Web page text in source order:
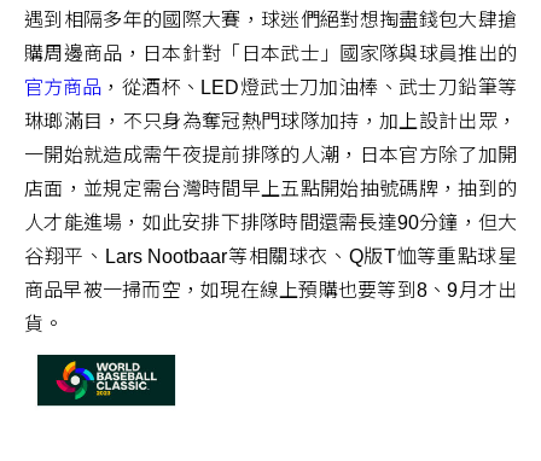
遇到相隔多年的國際大賽，球迷們絕對想掏盡錢包大肆搶
購周邊商品，日本針對「日本武士」國家隊與球員推出的
官方商品 ，從酒杯、LED燈武士刀加油棒、武士刀鉛筆等
琳瑯滿目，不只身為奪冠熱門球隊加持，加上設計出眾，
一開始就造成需午夜提前排隊的人潮，日本官方除了加開
店面，並規定需台灣時間早上五點開始抽號碼牌，抽到的
人才能進場，如此安排下排隊時間還需長達90分鐘，但大
谷翔平、Lars Nootbaar等相關球衣、Q版T恤等重點球星
商品早被一掃而空，如現在線上預購也要等到8、9月才出
貨。